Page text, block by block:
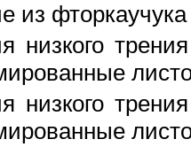
из
низкого
низкого